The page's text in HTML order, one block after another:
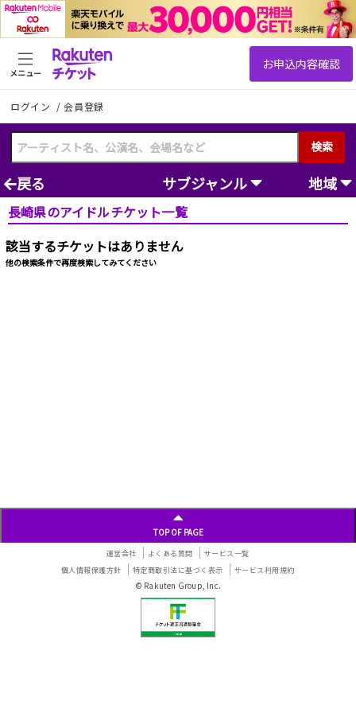
ログイン /会員登録
検索
メニュー
戻る サブジャンル 地域
長崎県のアイドルチケット一覧
該当するチケットはありません
他の検索条件で再度検索してみてください
TOP OF PAGE
運営会社 よくある質問
サービス一覧
個人情報保護方針
特定商取引法に基づく表示 サービス利用規約
© Rakuten Group, Inc.